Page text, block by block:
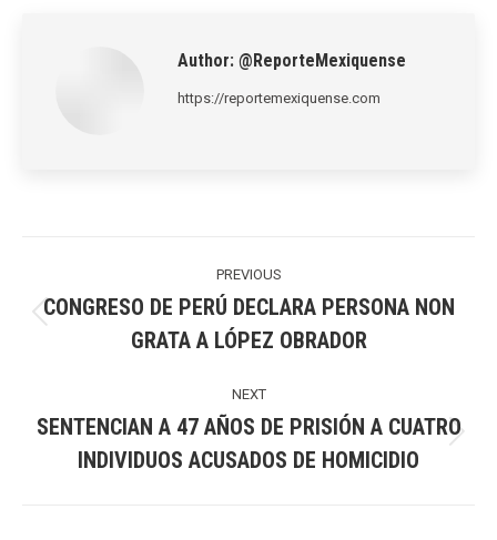
Author: @ReporteMexiquense
https://reportemexiquense.com
PREVIOUS
post:
CONGRESO DE PERÚ DECLARA PERSONA NON
GRATA A LÓPEZ OBRADOR
NEXT
post:
SENTENCIAN A 47 AÑOS DE PRISIÓN A CUATRO
INDIVIDUOS ACUSADOS DE HOMICIDIO